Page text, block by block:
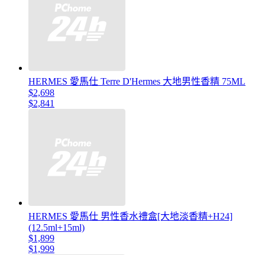
HERMES 愛馬仕 Terre D'Hermes 大地男性香精 75ML
$2,698
$2,841
HERMES 愛馬仕 男性香水禮盒[大地淡香精+H24]
(12.5ml+15ml)
$1,899
$1,999